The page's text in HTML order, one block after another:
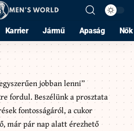
Karrier Jármű Apaság Nők
jobban lenni”
fordul. Beszélünk a prosztata
fontosságáról, a cukor
már pár nap alatt érezhető